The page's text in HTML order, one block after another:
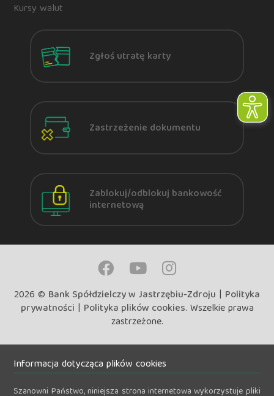
Kursy walut
Zgłoś utratę karty
Zastrzeżenie dokumentu
Zablokuj/odblokuj bankowość
internetową
2026 © Bank Spółdzielczy w Jastrzębiu-Zdroju | Polityka
prywatności | Polityka plików cookies. Wszelkie prawa
zastrzeżone.
Informacja dotycząca plików cookies
Szanowni Państwo, niniejsza strona internetowa wykorzystuje pliki